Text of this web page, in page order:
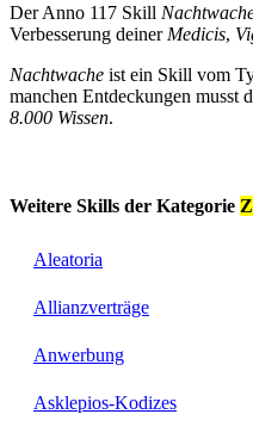
Der Anno 117 Skill
Verbesserung deiner Medicis,
Nachtwache ist ein Skill vom
manchen Entdeckungen musst
8.000 Wissen.
Weitere Skills der Kategorie
Aleatoria
Allianzverträge
Anwerbung
Asklepios-Kodizes